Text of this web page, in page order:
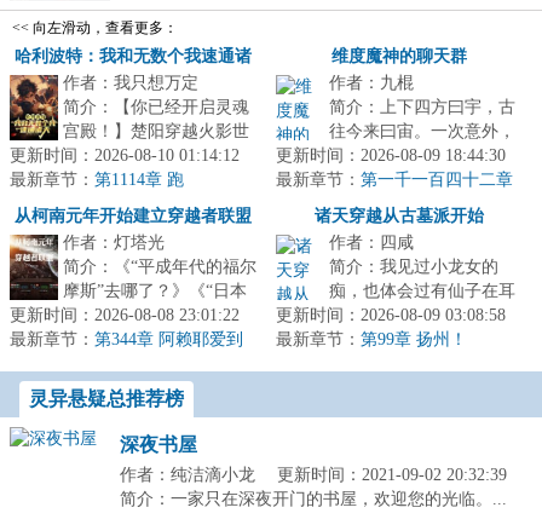
<< 向左滑动，查看更多：
哈利波特：我和无数个我速通诸
天
作者：我只想万定
简介：【你已经开启灵魂
宫殿！】楚阳穿越火影世
界，成为千手一族一员，
但似乎穿越的有点早，穿
越忍村都还...
更新时间：2026-08-10 01:14:12
最新章节： 第1114章 跑
维度魔神的聊天群
作者：九棍
简介：上下四方曰宇，古
往今来曰宙。一次意外，
令林宇身死穿越，但在穿
越途中，他又意外撞上了
一个刚刚孕...
更新时间：2026-08-09 18:44:30
最新章节： 第一千一百四十二章
水庸土地，速来见我！
从柯南元年开始建立穿越者联盟
作者：灯塔光
简介：《“平成年代的福尔
摩斯”去哪了？》《“日本
警察的救世主”已经消失整
整两月！》《神奇的破案
更新时间：2026-08-08 23:01:22
最新章节： 第344章 阿赖耶爱到
诸天穿越从古墓派开始
作者：四咸
简介：我见过小龙女的
痴，也体会过有仙子在耳
边轻叹情为何物。我曾与
人在佛前叩首，与人在崖
更新时间：2026-08-09 03:08:58
最新章节： 第99章 扬州！
灵异悬疑总推荐榜
深夜书屋
作者：纯洁滴小龙
更新时间：2021-09-02 20:32:39
简介：一家只在深夜开门的书屋，欢迎您的光临。...